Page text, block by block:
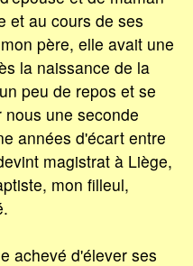
et au cours de ses
père, elle avait une
la naissance de la
peu de repos et se
une seconde
années d'écart entre
magistrat à Liège,
mon filleul,
achevé d'élever ses